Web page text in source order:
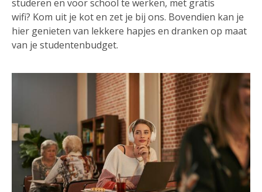
studeren en voor school te werken, met gratis
wifi? Kom uit je kot en zet je bij ons. Bovendien kan je
hier genieten van lekkere hapjes en dranken op maat
van je studentenbudget.